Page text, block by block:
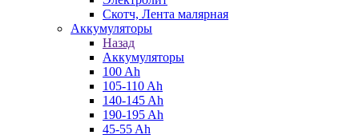
Скотч, Лента малярная
Аккумуляторы
Назад
Аккумуляторы
100 Ah
105-110 Ah
140-145 Ah
190-195 Ah
45-55 Ah